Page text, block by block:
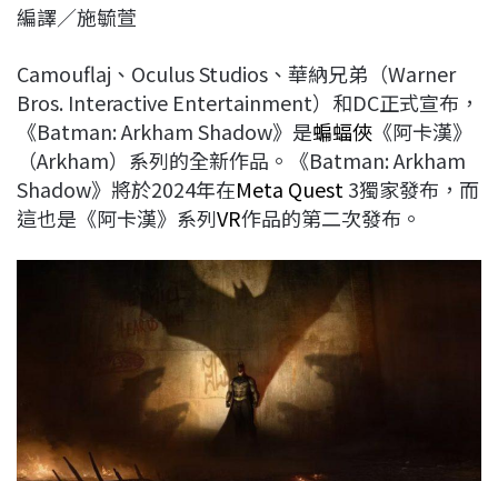
c
b
o
o
k
n
a
d
s
e
d
I
n
L
i
n
k
編譯／施毓萱
Camouflaj、Oculus Studios、華納兄弟（Warner
Bros. Interactive Entertainment）和DC正式宣布，
《Batman: Arkham Shadow》是蝙蝠俠 《阿卡漢》
（Arkham）系列的全新作品。《Batman: Arkham
Shadow》將於2024年在Meta Quest 3獨家發布，而
這也是《阿卡漢》系列VR作品的第二次發布。